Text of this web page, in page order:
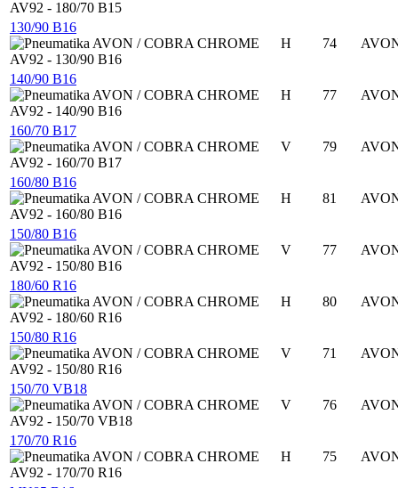
130/90 B16
H
74
140/90 B16
H
77
160/70 B17
V
79
160/80 B16
H
81
150/80 B16
V
77
180/60 R16
H
80
150/80 R16
V
71
150/70 VB18
V
76
170/70 R16
H
75